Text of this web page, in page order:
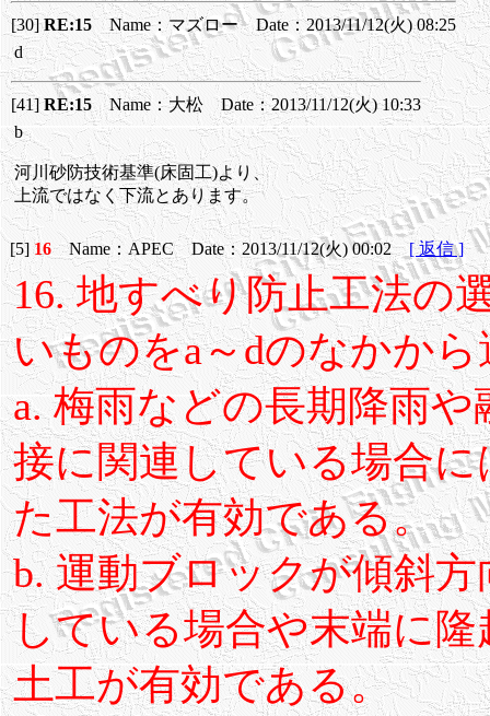
[30]RE:15Name：マズロー Date：2013/11/12(火) 08:25
d
[41]RE:15Name：大松 Date：2013/11/12(火) 10:33
b
河川砂防技術基準(床固工)より、
上流ではなく下流とあります。
[5]16Name：APEC Date：2013/11/12(火) 00:02[ 返信 ]
16. 地すべり防止工法の
いものをa～dのなかか
a. 梅雨などの長期降雨
接に関連している場合
た工法が有効である。
b. 運動ブロックが傾斜
している場合や末端に
土工が有効である。